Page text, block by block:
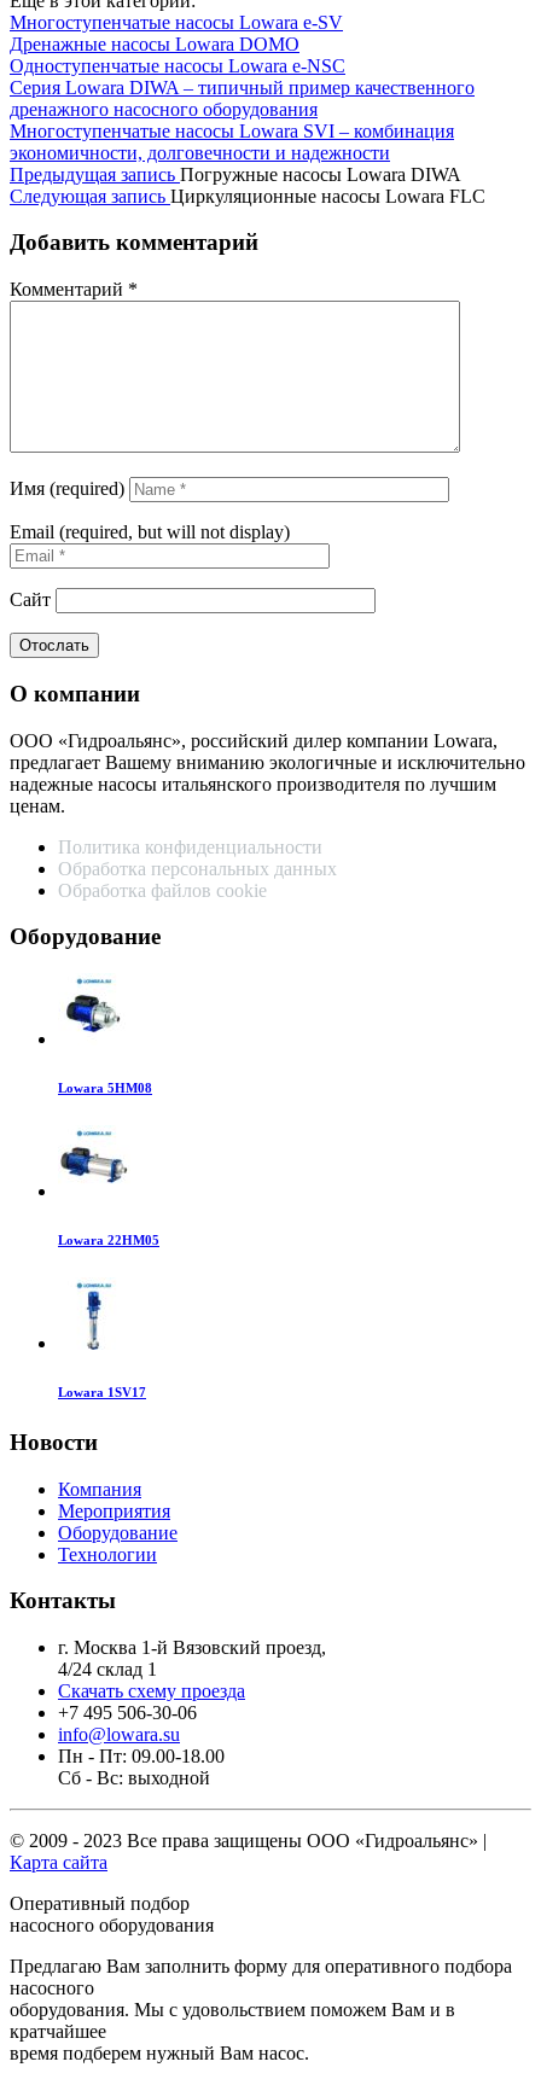
Многоступенчатые насосы Lowara e-SV
Дренажные насосы Lowara DOMO
Одноступенчатые насосы Lowara e-NSC
Серия Lowara DIWA – типичный пример качественного
дренажного насосного оборудования
Многоступенчатые насосы Lowara SVI – комбинация
экономичности, долговечности и надежности
Предыдущая запись Погружные насосы Lowara DIWA
Следующая запись Циркуляционные насосы Lowara FLC
Добавить комментарий
Комментарий *
Имя (required)
Email (required, but will not display)
Сайт
О компании
ООО «Гидроальянс», российский дилер компании Lowara,
предлагает Вашему вниманию экологичные и исключительно
надежные насосы итальянского производителя по лучшим
ценам.
Политика конфиденциальности
Обработка персональных данных
Обработка файлов cookie
Оборудование
Lowara 5HM08
Lowara 22HM05
Lowara 1SV17
Новости
Компания
Мероприятия
Оборудование
Технологии
Контакты
г. Москва 1-й Вязовский проезд,
4/24 склад 1
Скачать схему проезда
+7 495 506-30-06
info@lowara.su
Пн - Пт: 09.00-18.00
Сб - Вс: выходной
© 2009 - 2023 Все права защищены ООО «Гидроальянс» |
Карта сайта
Оперативный подбор
насосного оборудования
Предлагаю Вам заполнить форму для оперативного подбора
насосного
оборудования. Мы с удовольствием поможем Вам и в
кратчайшее
время подберем нужный Вам насос.